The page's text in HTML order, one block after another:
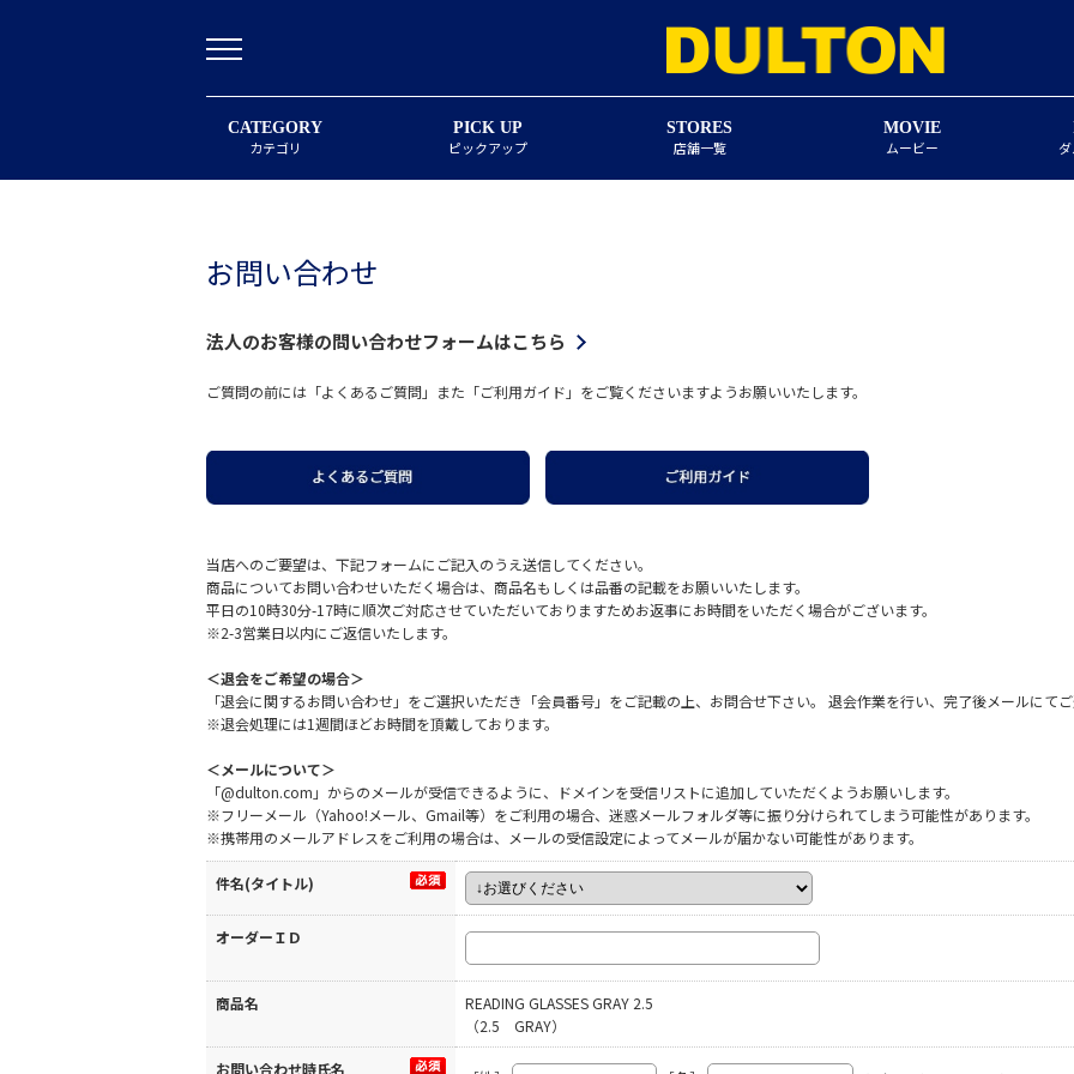
CATEGORY
カテゴリ
PICK UP
ピックアップ
STORES
店舗一覧
MOVIE
ムービー
お問い合わせ
法人のお客様の問い合わせフォームはこちら
ご質問の前には「よくあるご質問」また「ご利用ガイド」をご覧くださいますようお願いいたします。
当店へのご要望は、下記フォームにご記入のうえ送信してください。
商品についてお問い合わせいただく場合は、商品名もしくは品番の記載をお願いいたします。
平日の10時30分-17時に順次ご対応させていただいておりますためお返事にお時間をいただく場合がございます。
※2-3営業日以内にご返信いたします。
＜退会をご希望の場合＞
「退会に関するお問い合わせ」をご選択いただき「会員番号」をご記載の上、お問合せ下さい。 退会作業を行い、完了後メールにてご
※退会処理には1週間ほどお時間を頂戴しております。
＜メールについて＞
「@dulton.com」からのメールが受信できるように、ドメインを受信リストに追加していただくようお願いします。
※フリーメール（Yahoo!メール、Gmail等）をご利用の場合、迷惑メールフォルダ等に振り分けられてしまう可能性があります。
※携帯用のメールアドレスをご利用の場合は、メールの受信設定によってメールが届かない可能性があります。
件名(タイトル)
オーダーＩＤ
商品名
READING GLASSES GRAY 2.5
（2.5 GRAY）
お問い合わせ時氏名